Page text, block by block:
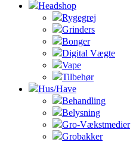
Headshop
Rygegrej
Grinders
Bonger
Digital Vægte
Vape
Tilbehør
Hus/Have
Behandling
Belysning
Gro-Vækstmedier
Grobakker